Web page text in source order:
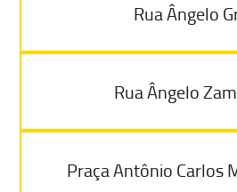
Rua Ângelo
Rua Ângelo
Praça Antônio Carlos